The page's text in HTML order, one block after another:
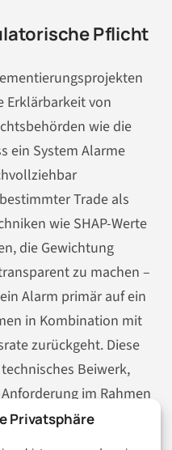
Privatsphäre
Pflicht
Erklärbarkeit von
wie die
ein System Alarme
Trade als
wie SHAP-Werte
die Gewichtung
zu machen –
Alarm primär auf ein
in Kombination mit
zurückgeht. Diese
Beiwerk,
im Rahmen
und externer